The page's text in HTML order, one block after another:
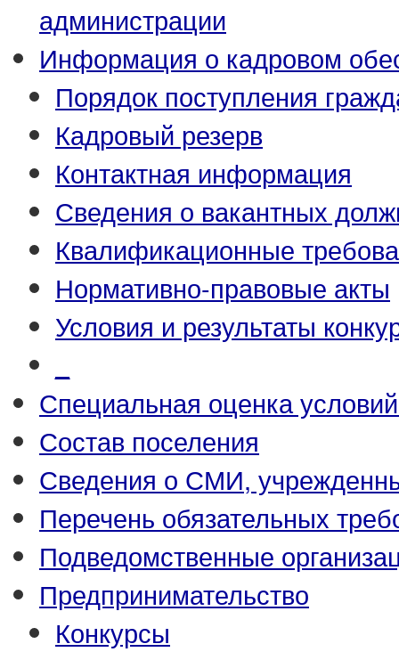
администрации
Информация о кадровом
Порядок поступления
Кадровый резерв
Контактная информация
Сведения о вакантных
Квалификационные
Нормативно-правовые акты
Условия и результаты
Специальная оценка
Состав поселения
Сведения о СМИ,
Перечень обязательных
Подведомственные
Предпринимательство
Конкурсы